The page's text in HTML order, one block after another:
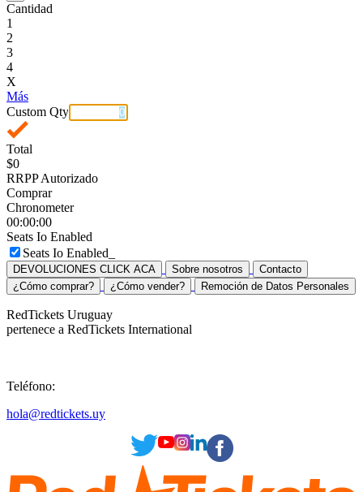
Cantidad
1
2
3
4
X
Más
Custom Qty
Total
$0
RRPP Autorizado
Comprar
Chronometer
00:00:00
Seats Io Enabled
Seats Io Enabled_
RedTickets Uruguay
pertenece a RedTickets International
Teléfono:
hola@redtickets.uy